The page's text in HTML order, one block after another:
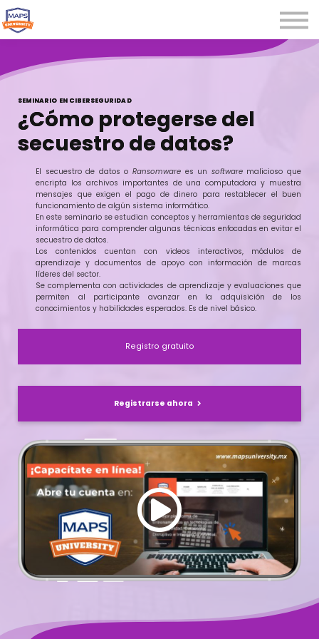
Seminarios
Webinars
Iniciar sesión
Registrarse
SEMINARIO EN CIBERSEGURIDAD
¿Cómo protegerse del
secuestro de datos?
El secuestro de datos o Ransomware es un softwaremalicioso que
encripta los archivos importantes de una computadora y muestra
mensajes que exigen el pago de dinero para restablecer el buen
funcionamiento de algún sistema informático.
En este seminario se estudian conceptos y herramientas de seguridad
informática para comprender algunas técnicas enfocadas en evitar el
secuestro de datos.
Los contenidos cuentan con videos interactivos, módulos de
aprendizaje y documentos de apoyo con información de marcas
líderes del sector.
Se complementa con actividades de aprendizaje y evaluaciones que
permiten al participante avanzar en la adquisición de los
conocimientos y habilidades esperados. Es de nivel básico.
Registro gratuito
Registrarse ahora